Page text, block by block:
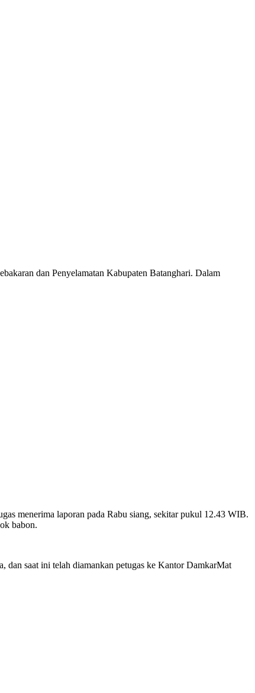
dan Penyelamatan Kabupaten Batanghari. Dalam
menerima laporan pada Rabu siang, sekitar pukul 12.43 WIB.
babon.
dan saat ini telah diamankan petugas ke Kantor DamkarMat